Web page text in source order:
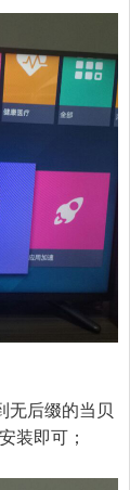
无后缀的当贝
装即可；